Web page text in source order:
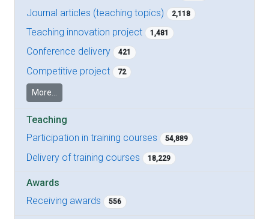
Journal articles (teaching topics) 2,118
Teaching innovation project 1,481
Conference delivery 421
Competitive project 72
More...
Teaching
Participation in training courses
54,889
Delivery of training courses 18,229
Awards
Receiving awards
556